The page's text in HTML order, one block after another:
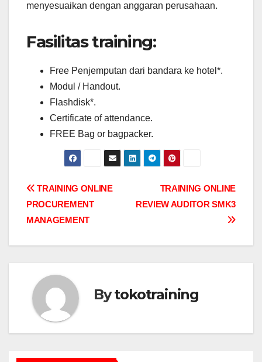
menyesuaikan dengan anggaran perusahaan.
Fasilitas training:
Free Penjemputan dari bandara ke hotel*.
Modul / Handout.
Flashdisk*.
Certificate of attendance.
FREE Bag or bagpacker.
Post
navigation
TRAINING ONLINE
REVIEW AUDITOR SMK3
TRAINING ONLINE
PROCUREMENT
MANAGEMENT
Bytokotraining